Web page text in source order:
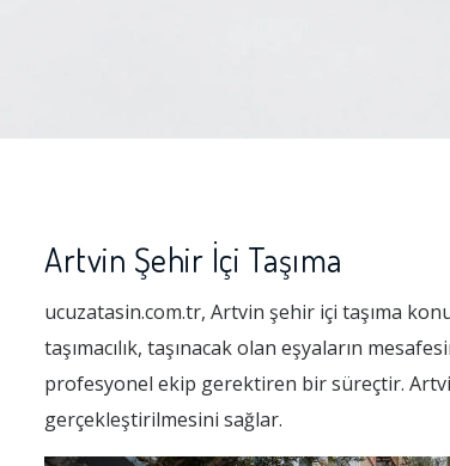
Artvin Şehir İçi Taşıma
ucuzatasin.com.tr, Artvin şehir içi taşıma
taşımacılık, taşınacak olan eşyaların
profesyonel ekip gerektiren bir süreçtir.
gerçekleştirilmesini sağlar.